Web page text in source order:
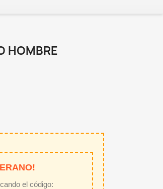
HOMBRE
el código: